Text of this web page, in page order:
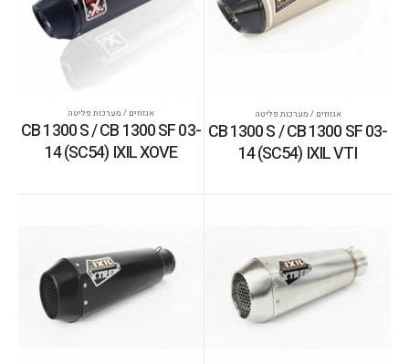
אגזוזים / מערכות פליטה
CB 1300 S / CB 1300 SF 03-
14 (SC54) IXIL VTI
אגזוזים / מערכות פליטה
CB 1300 S / CB 1300 SF 03-
14 (SC54) IXIL XOVE